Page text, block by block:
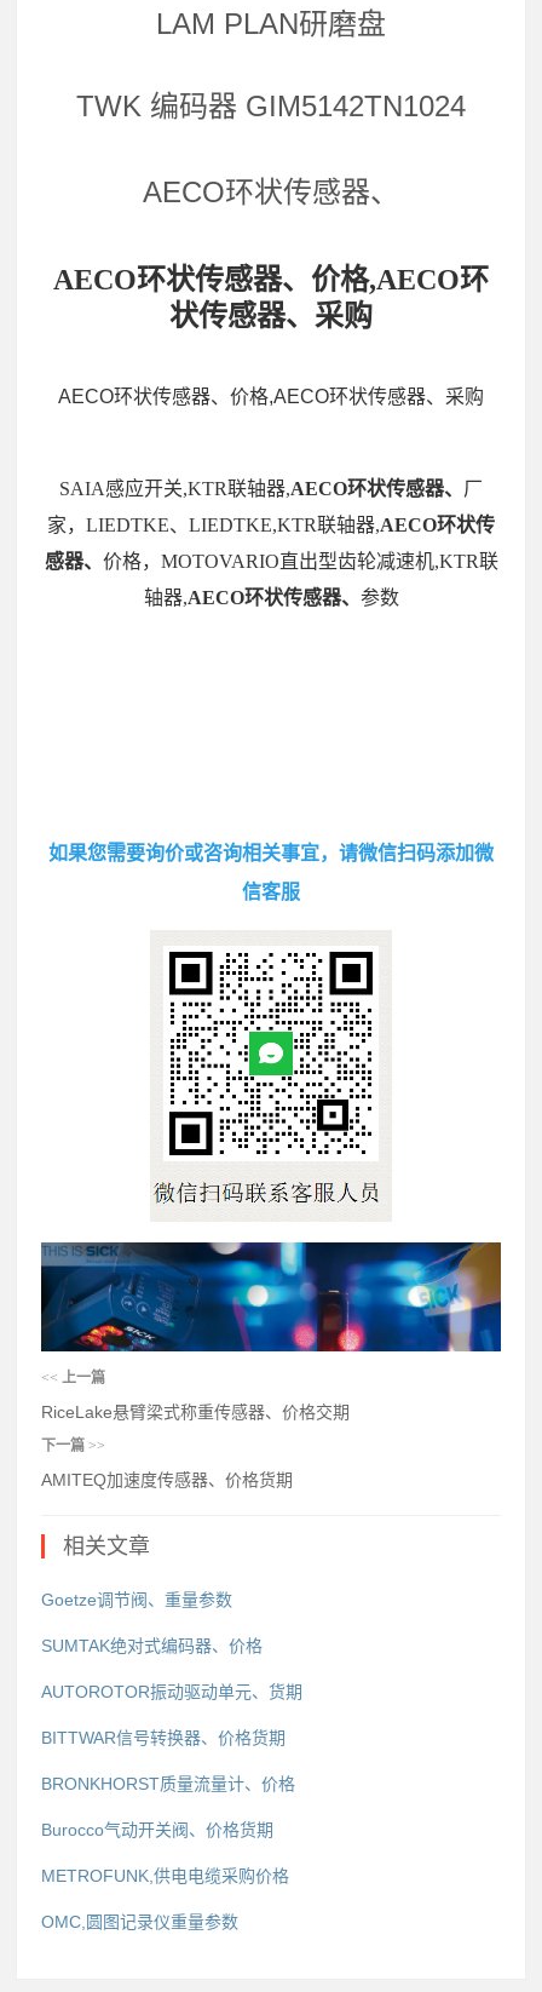
LAM PLAN研磨盘
TWK 编码器 GIM5142TN1024
AECO环状传感器、
AECO环状传感器、价格,AECO环
状传感器、采购
AECO环状传感器、价格,AECO环状传感器、采购
SAIA感应开关,KTR联轴器,AECO环状传感器、 厂
家，LIEDTKE、LIEDTKE,KTR联轴器,AECO环状传
感器、 价格，MOTOVARIO直出型齿轮减速机,KTR联
轴器,AECO环状传感器、 参数
如果您需要询价或咨询相关事宜，请微信扫码添加微
信客服
<< 上一篇
RiceLake悬臂梁式称重传感器、价格交期
下一篇 >>
AMITEQ加速度传感器、价格货期
相关文章
Goetze调节阀、重量参数
SUMTAK绝对式编码器、价格
AUTOROTOR振动驱动单元、货期
BITTWAR信号转换器、价格货期
BRONKHORST质量流量计、价格
Burocco气动开关阀、价格货期
METROFUNK,供电电缆采购价格
OMC,圆图记录仪重量参数